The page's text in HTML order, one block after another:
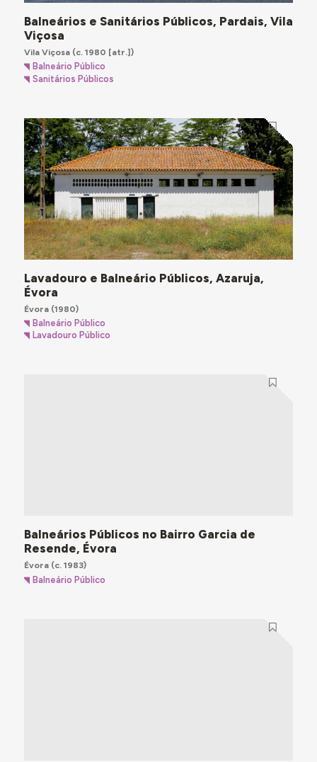
Balneários e Sanitários Públicos, Pardais, Vila
Viçosa
Vila Viçosa(c. 1980 [atr.])
Balneário Público
Sanitários Públicos
Lavadouro e Balneário Públicos, Azaruja,
Évora
Évora(1980)
Balneário Público
Lavadouro Público
Balneários Públicos no Bairro Garcia de
Resende, Évora
Évora(c. 1983)
Balneário Público